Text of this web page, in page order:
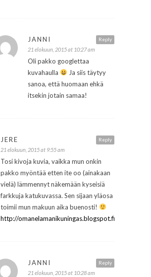
Reply
JANNI
21 elokuun, 2015 at 10:27 am
Oli pakko googlettaa
kuvahaulla
Ja siis täytyy
sanoa, että huomaan ehkä
itsekin jotain samaa!
Reply
JERE
21 elokuun, 2015 at 9:55 am
Tosi kivoja kuvia, vaikka mun onkin
pakko myöntää etten ite oo (ainakaan
vielä) lämmennyt näkemään kyseisiä
farkkuja katukuvassa. Sen sijaan yläosa
toimii mun makuun aika buenosti!
http://omanelamanikuningas.blogspot.fi
Reply
JANNI
21 elokuun, 2015 at 10:28 am